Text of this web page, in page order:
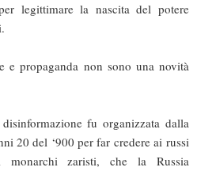
legittimare la nascita del potere
e propaganda non sono una novità
fu organizzata dalla
20 del ‘900 per far credere ai russi
monarchi zaristi, che la Russia